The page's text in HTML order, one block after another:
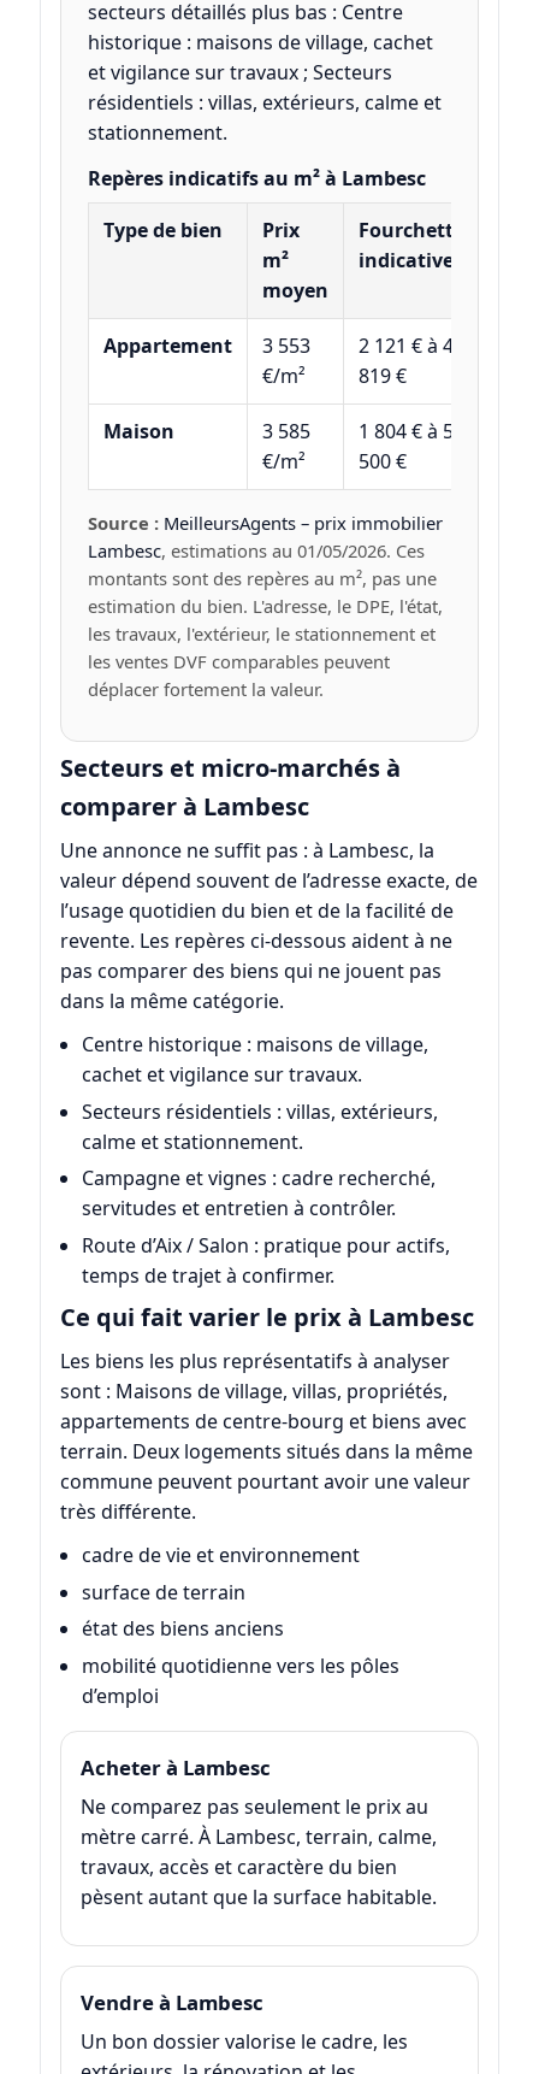
secteurs détaillés plus bas : Centre
historique : maisons de village, cachet
et vigilance sur travaux ; Secteurs
résidentiels : villas, extérieurs, calme et
stationnement.
Repères indicatifs au m² à Lambesc
Type de bien
Prix
m²
moyen
Fourchette
indicative
Appartement
3 553
€/m²
2 121 € à 4
819 €
Maison
3 585
€/m²
1 804 € à 5
500 €
Source : MeilleursAgents – prix immobilier
Lambesc, estimations au 01/05/2026. Ces
montants sont des repères au m², pas une
estimation du bien. L'adresse, le DPE, l'état,
les travaux, l'extérieur, le stationnement et
les ventes DVF comparables peuvent
déplacer fortement la valeur.
Secteurs et micro-marchés à
comparer à Lambesc
Une annonce ne suffit pas : à Lambesc, la
valeur dépend souvent de l’adresse exacte, de
l’usage quotidien du bien et de la facilité de
revente. Les repères ci-dessous aident à ne
pas comparer des biens qui ne jouent pas
dans la même catégorie.
Centre historique : maisons de village,
cachet et vigilance sur travaux.
Secteurs résidentiels : villas, extérieurs,
calme et stationnement.
Campagne et vignes : cadre recherché,
servitudes et entretien à contrôler.
Route d’Aix / Salon : pratique pour actifs,
temps de trajet à confirmer.
Ce qui fait varier le prix à Lambesc
Les biens les plus représentatifs à analyser
sont : Maisons de village, villas, propriétés,
appartements de centre-bourg et biens avec
terrain. Deux logements situés dans la même
commune peuvent pourtant avoir une valeur
très différente.
cadre de vie et environnement
surface de terrain
état des biens anciens
mobilité quotidienne vers les pôles
d’emploi
Acheter à Lambesc
Ne comparez pas seulement le prix au
mètre carré. À Lambesc, terrain, calme,
travaux, accès et caractère du bien
pèsent autant que la surface habitable.
Vendre à Lambesc
Un bon dossier valorise le cadre, les